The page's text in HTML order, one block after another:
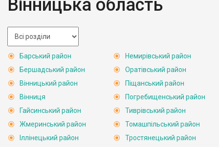
Вінницька область
Барський район
Бершадський район
Вінницький район
Вінниця
Гайсинський район
Жмеринський район
Іллінецький район
Немирівський район
Оратівський район
Піщанський район
Погребищенський район
Тиврівський район
Томашпільський район
Тростянецький район